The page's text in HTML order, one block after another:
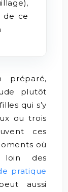
de ce
préparé,
plutôt
qui s’y
ou trois
ces
où
loin des
pratique
aussi